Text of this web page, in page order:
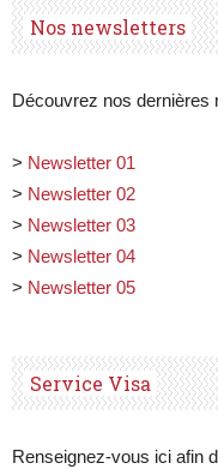
Nos newsletters
Découvrez nos dernières
> Newsletter 01
> Newsletter 02
> Newsletter 03
> Newsletter 04
> Newsletter 05
Service Visa
Renseignez-vous ici afin